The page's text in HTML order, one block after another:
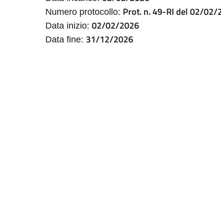
Numero protocollo: Prot. n. 49-RI del 02/02/
Data inizio: 02/02/2026
Data fine: 31/12/2026